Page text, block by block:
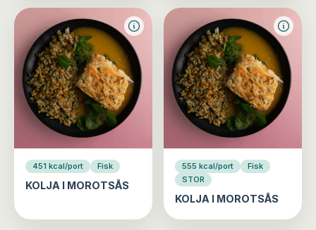
451 kcal/port Fisk
KOLJA I MOROTSÅS
555 kcal/port
Fisk
STOR
KOLJA I MOROTSÅS